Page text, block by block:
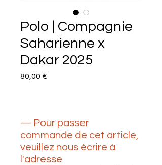
Polo | Compagnie
Saharienne x
Dakar 2025
80,00 €
— Pour passer
commande de cet article,
veuillez nous écrire à
l'adresse